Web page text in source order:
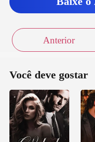
Anterior
Você deve gostar